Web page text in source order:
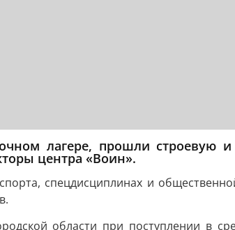
лагере, прошли строевую
центра «Воин».
спецдисциплинах и
области при поступлении в